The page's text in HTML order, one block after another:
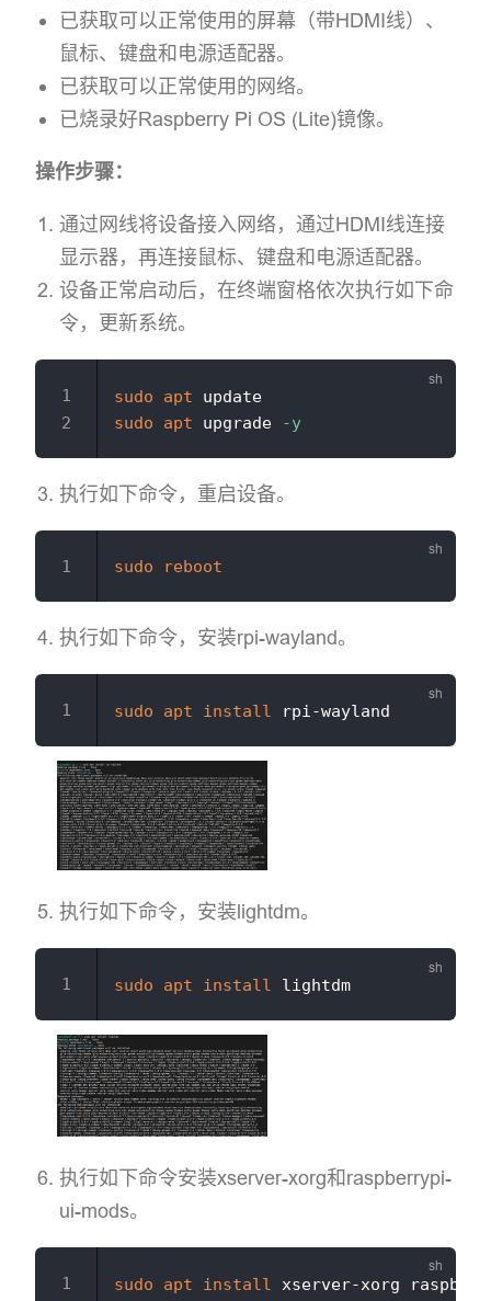
已获取可以正常使用的屏幕（带HDMI线）、
鼠标、键盘和电源适配器。
已获取可以正常使用的网络。
已烧录好Raspberry Pi OS (Lite)镜像。
操作步骤：
通过网线将设备接入网络，通过HDMI线连接
显示器，再连接鼠标、键盘和电源适配器。
设备正常启动后，在终端窗格依次执行如下命
令，更新系统。
sudo apt
sudo
apt upgrade -y
执行如下命令，重启设备。
sudo reboot
执行如下命令，安装rpi-wayland。
sudo apt install
执行如下命令，安装lightdm。
sudo apt install
执行如下命令安装xserver-xorg和raspberrypi-
ui-mods。
sudo apt install